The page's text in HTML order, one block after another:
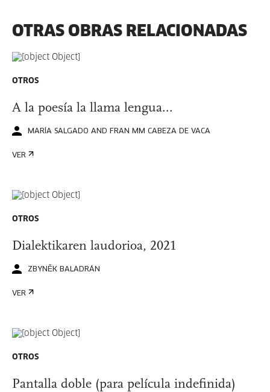
OTRAS OBRAS RELACIONADAS
OTROS
A la poesía la llama lengua...
MARÍA SALGADO AND FRAN MM CABEZA DE VACA
VER
OTROS
Dialektikaren laudorioa, 2021
ZBYNĚK BALADRÁN
VER
OTROS
Pantalla doble (para película indefinida)